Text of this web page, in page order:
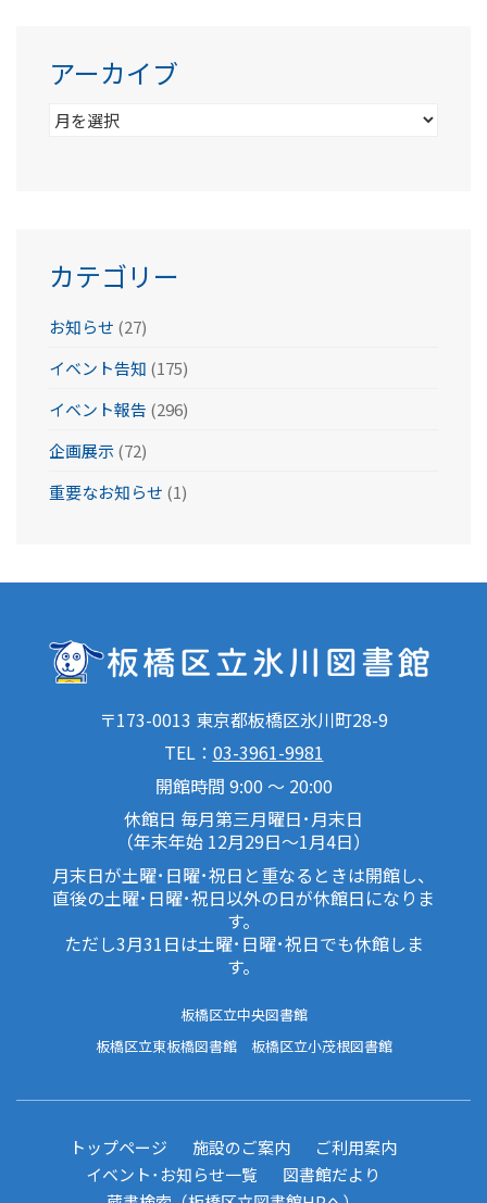
アーカイブ
ア
カテゴリー
お知らせ (27)
イベント告知 (175)
イベント報告 (296)
企画展示(72)
重要なお知らせ (1)
〒173-0013 東京都板橋区氷川町28-9
TEL： 03-3961-9981
開館時間 9:00 ～ 20:00
休館日 毎月第三月曜日･月末日
（年末年始 12月29日～1月4日）
月末日が土曜･日曜･祝日と重なるときは開館し、
直後の土曜･日曜･祝日以外の日が休館日になりま
す。
ただし3月31日は土曜･日曜･祝日でも休館しま
す。
板橋区立中央図書館
板橋区立東板橋図書館
板橋区立小茂根図書館
トップページ 施設のご案内
ご利用案内
イベント･お知らせ一覧
図書館だより